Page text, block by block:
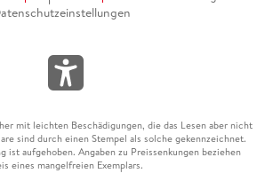
mit leichten Beschädigungen, die das Lesen aber nicht
sind durch einen Stempel als solche gekennzeichnet.
ist aufgehoben. Angaben zu Preissenkungen beziehen
eines mangelfreien Exemplars.